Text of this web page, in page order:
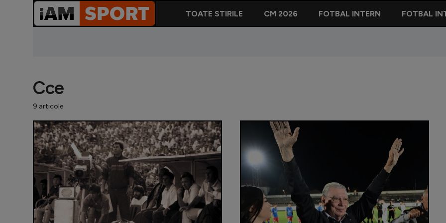
TOATE STIRILE CM 2026 FOTBAL INTERN FOTBAL
Cce
9 articole